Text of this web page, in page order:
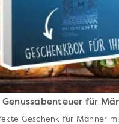
Genussabenteuer für
Geschenk für Männer